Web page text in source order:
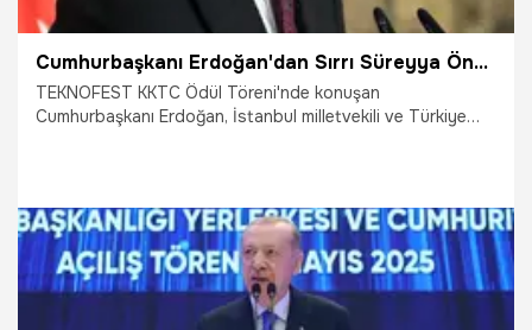
Cumhurbaşkanı Erdoğan'dan Sırrı Süreyya Önder için başsağlığı: Terörsüz Türkiye'ye vasıl olacağız
TEKNOFEST KKTC Ödül Töreni'nde konuşan
Cumhurbaşkanı Erdoğan, İstanbul milletvekili ve Türkiye
vasıl olacağımıza yürekten inanıyorum" dedi.